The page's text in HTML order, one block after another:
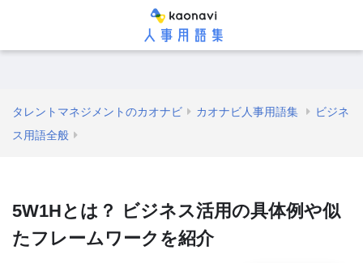
タレントマネジメントのカオナビ カオナビ人事用語集
ビジネ
ス用語全般
5W1Hとは？ ビジネス活用の具体例や似
たフレームワークを紹介